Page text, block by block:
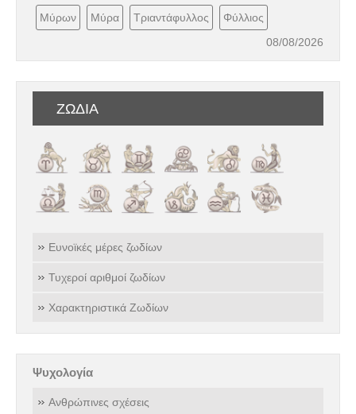
Μύρων
Μύρα Τριαντάφυλλος
Φύλλιος
08/08/2026
ΖΩΔΙΑ
Ευνοϊκές μέρες ζωδίων
Τυχεροί αριθμοί ζωδίων
Χαρακτηριστικά Ζωδίων
Ψυχολογία
Ανθρώπινες σχέσεις